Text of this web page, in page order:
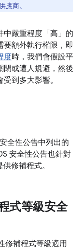
應商。
中嚴重程度「高」的
要額外執行權限，即
度時，我們會假設平
閉或遭人規避，然後
到多大影響。
全性公告中列出的
安全性公告也針對
修補程式。
式等級安全
修補程式等級適用